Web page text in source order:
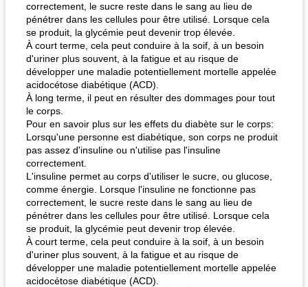
correctement, le sucre reste dans le sang au lieu de
pénétrer dans les cellules pour être utilisé. Lorsque cela
se produit, la glycémie peut devenir trop élevée.
À court terme, cela peut conduire à la soif, à un besoin
d'uriner plus souvent, à la fatigue et au risque de
développer une maladie potentiellement mortelle appelée
acidocétose diabétique (ACD).
À long terme, il peut en résulter des dommages pour tout
le corps.
Pour en savoir plus sur les effets du diabète sur le corps:
Lorsqu'une personne est diabétique, son corps ne produit
pas assez d'insuline ou n'utilise pas l'insuline
correctement.
L'insuline permet au corps d'utiliser le sucre, ou glucose,
comme énergie. Lorsque l'insuline ne fonctionne pas
correctement, le sucre reste dans le sang au lieu de
pénétrer dans les cellules pour être utilisé. Lorsque cela
se produit, la glycémie peut devenir trop élevée.
À court terme, cela peut conduire à la soif, à un besoin
d'uriner plus souvent, à la fatigue et au risque de
développer une maladie potentiellement mortelle appelée
acidocétose diabétique (ACD).